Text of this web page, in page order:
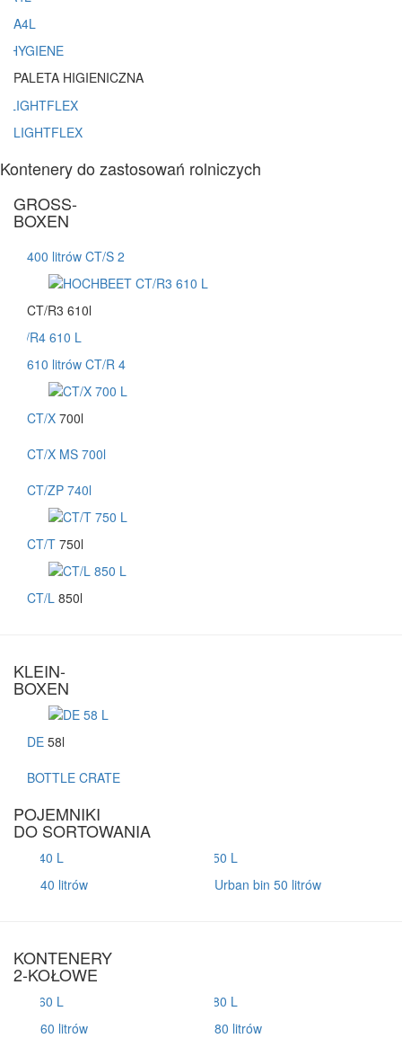
A4L
PALETA HIGIENICZNA
LIGHTFLEX
Kontenery do zastosowań rolniczych
GROSS-
BOXEN
400 litrów CT/S 2
CT/R3 610l
610 litrów CT/R 4
CT/X 700l
CT/X MS 700l
CT/ZP 740l
CT/T 750l
CT/L 850l
KLEIN-
BOXEN
DE 58l
BOTTLE CRATE
POJEMNIKI
DO SORTOWANIA
40 litrów Urban bin 50 litrów
KONTENERY
2-KOŁOWE
60 litrów 80 litrów